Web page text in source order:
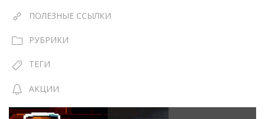
ПОЛЕЗНЫЕ ССЫЛКИ
РУБРИКИ
ТЕГИ
АКЦИИ